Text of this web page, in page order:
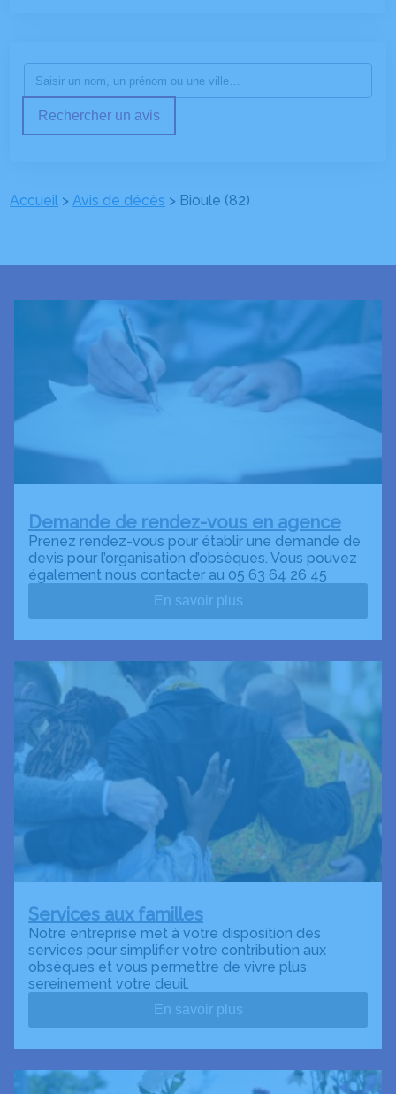
Rechercher un avis
Accueil >Avis de décès > Bioule (82)
Demande de rendez-vous en agence
Prenez rendez-vous pour établir une demande de
devis pour l’organisation d’obsèques. Vous pouvez
également nous contacter au 05 63 64 26 45
En savoir plus
Services aux familles
Notre entreprise met à votre disposition des
services pour simplifier votre contribution aux
obsèques et vous permettre de vivre plus
sereinement votre deuil.
En savoir plus